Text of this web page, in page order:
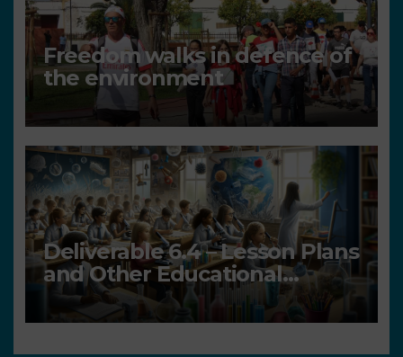
Freedom walks in defence of
the environment
Deliverable 6.4 – Lesson Plans
and Other Educational
resources